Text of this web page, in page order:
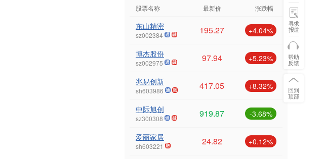
股票名称 最新价 涨跌幅
东山精密
sz002384 195.27 +4.04%
博杰股份
sz002975 97.94 +5.23%
兆易创新
sh603986 417.05 +8.32%
中际旭创
sz300308 919.87 -3.68%
爱丽家居
sh603221 24.82 +0.12%
寻求
报道
帮助
反馈
回到
顶部